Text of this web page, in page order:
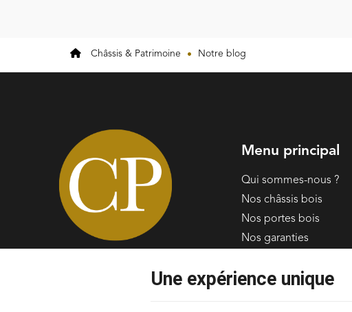
Châssis & Patrimoine Notre blog
Menu principal
Qui sommes-nous ?
Nos châssis bois
Nos portes bois
Nos garanties
Une expérience unique